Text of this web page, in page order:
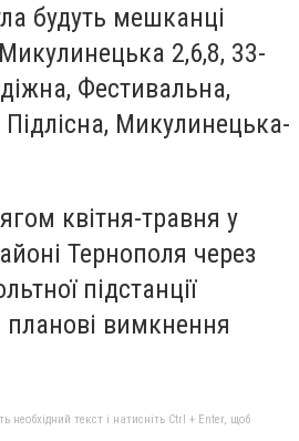
будуть мешканці
2,6,8, 33-
Фестивальна,
Підлісна, Микулинецька-
квітня-травня у
Тернополя через
підстанції
планові вимкнення
необхідний текст і натисніть Ctrl + Enter, щоб